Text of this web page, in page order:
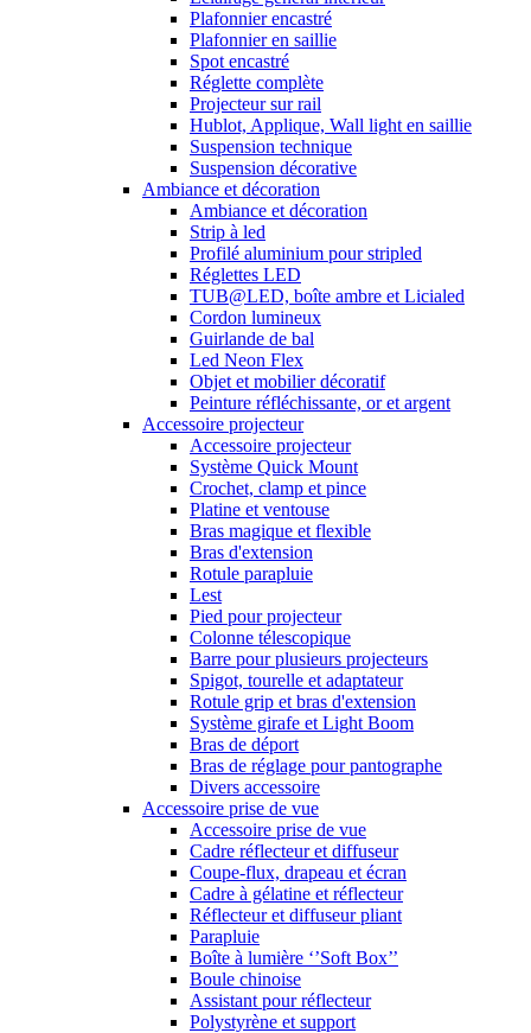
Plafonnier encastré
Plafonnier en saillie
Spot encastré
Réglette complète
Projecteur sur rail
Hublot, Applique, Wall light en saillie
Suspension technique
Suspension décorative
Ambiance et décoration
Ambiance et décoration
Strip à led
Profilé aluminium pour stripled
Réglettes LED
TUB@LED, boîte ambre et Licialed
Cordon lumineux
Guirlande de bal
Led Neon Flex
Objet et mobilier décoratif
Peinture réfléchissante, or et argent
Accessoire projecteur
Accessoire projecteur
Système Quick Mount
Crochet, clamp et pince
Platine et ventouse
Bras magique et flexible
Bras d'extension
Rotule parapluie
Lest
Pied pour projecteur
Colonne télescopique
Barre pour plusieurs projecteurs
Spigot, tourelle et adaptateur
Rotule grip et bras d'extension
Système girafe et Light Boom
Bras de déport
Bras de réglage pour pantographe
Divers accessoire
Accessoire prise de vue
Accessoire prise de vue
Cadre réflecteur et diffuseur
Coupe-flux, drapeau et écran
Cadre à gélatine et réflecteur
Réflecteur et diffuseur pliant
Parapluie
Boîte à lumière ‘’Soft Box’’
Boule chinoise
Assistant pour réflecteur
Polystyrène et support